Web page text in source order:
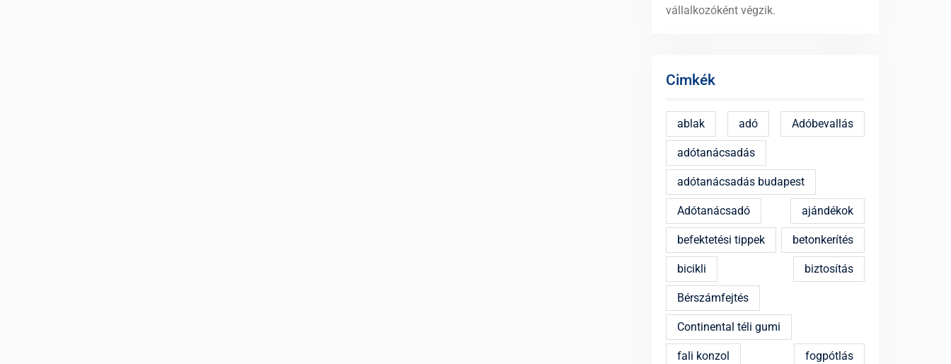
vállalkozóként végzik.
Cimkék
ablak adó Adóbevallás
adótanácsadás
adótanácsadás budapest
Adótanácsadó ajándékok
befektetési tippek betonkerítés
bicikli biztosítás
Bérszámfejtés
Continental téli gumi
fali konzol fogpótlás